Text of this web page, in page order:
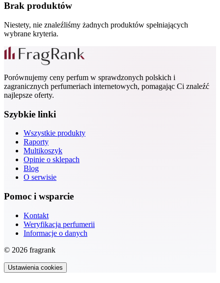
Brak produktów
Niestety, nie znaleźliśmy żadnych produktów spełniających
wybrane kryteria.
Porównujemy ceny perfum w sprawdzonych polskich i
zagranicznych perfumeriach internetowych, pomagając Ci znaleźć
najlepsze oferty.
Szybkie linki
Wszystkie produkty
Raporty
Multikoszyk
Opinie o sklepach
Blog
O serwisie
Pomoc i wsparcie
Kontakt
Weryfikacja perfumerii
Informacje o danych
© 2026 fragrank
Ustawienia cookies